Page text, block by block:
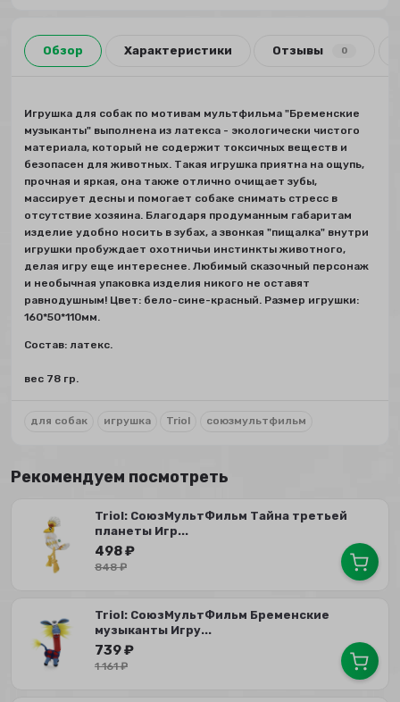
Обзор Характеристики Отзывы 0
Игрушка для собак по мотивам мультфильма "Бременские
музыканты" выполнена из латекса - экологически чистого
материала, который не содержит токсичных веществ и
безопасен для животных. Такая игрушка приятна на ощупь,
прочная и яркая, она также отлично очищает зубы,
массирует десны и помогает собаке снимать стресс в
отсутствие хозяина. Благодаря продуманным габаритам
изделие удобно носить в зубах, а звонкая "пищалка" внутри
игрушки пробуждает охотничьи инстинкты животного,
делая игру еще интереснее. Любимый сказочный персонаж
и необычная упаковка изделия никого не оставят
равнодушным! Цвет: бело-сине-красный. Размер игрушки:
160*50*110мм.
Состав: латекс.
вес 78 гр.
для собак игрушка Triol союзмультфильм
Рекомендуем посмотреть
Triol: СоюзМультФильм Тайна третьей
планеты Игр...
498₽
848₽
Triol: СоюзМультФильм Бременские
музыканты Игру...
739₽
1 161₽